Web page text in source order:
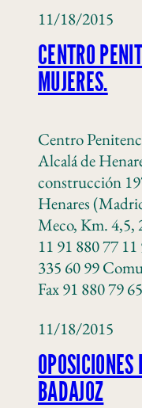
11/18/2015
CENTRO
MUJERES.
Centro
Alcalá de
construcción
Henares
Meco, Km. 4,5,
11 91 880 77
335 60 99
Fax 91 880 79
11/18/2015
BADAJOZ